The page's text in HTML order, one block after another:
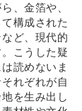
、金箔や、
構成された
ど、現代的
こうした疑
読めないま
れぞれが自
を生み出し